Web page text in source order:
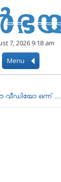
7, 2026 9:18 am
Menu
വീഡിയോ ഒന്ന് ....